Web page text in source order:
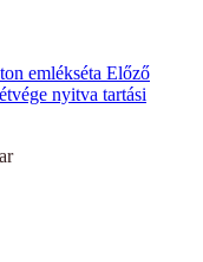
emlékséta Előző
nyitva tartási